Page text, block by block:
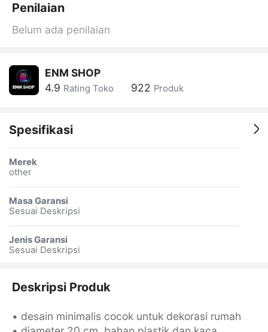
Penilaian
Belum ada penilaian
ENM SHOP
4.9 Rating Toko 922 Produk
Spesifikasi
Merek
other
Masa Garansi
Sesuai Deskripsi
Jenis Garansi
Sesuai Deskripsi
Deskripsi Produk
• desain minimalis cocok untuk dekorasi rumah